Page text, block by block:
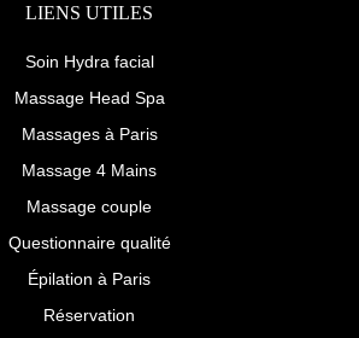
LIENS UTILES
Soin Hydra facial
Massage Head Spa
Massages à Paris
Massage 4 Mains
Massage couple
Questionnaire qualité
Épilation à Paris
Réservation